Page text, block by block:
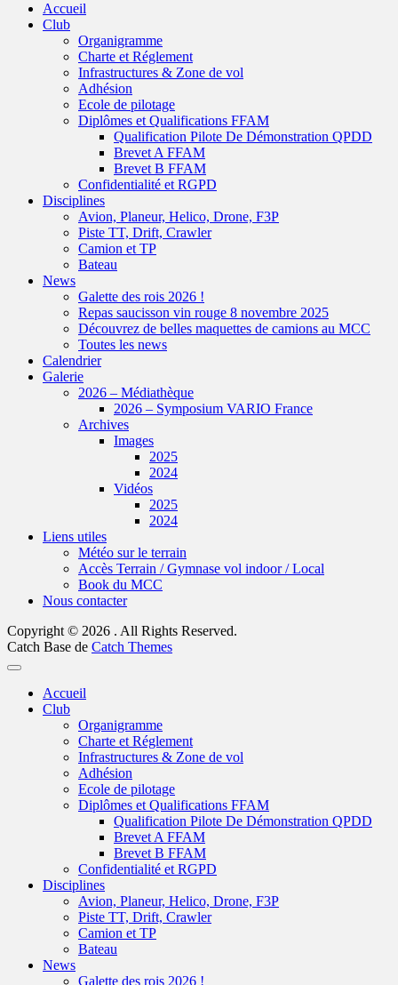
Accueil
Club
Organigramme
Charte et Réglement
Infrastructures & Zone de vol
Adhésion
Ecole de pilotage
Diplômes et Qualifications FFAM
Qualification Pilote De Démonstration QPDD
Brevet A FFAM
Brevet B FFAM
Confidentialité et RGPD
Disciplines
Avion, Planeur, Helico, Drone, F3P
Piste TT, Drift, Crawler
Camion et TP
Bateau
News
Galette des rois 2026 !
Repas saucisson vin rouge 8 novembre 2025
Découvrez de belles maquettes de camions au MCC
Toutes les news
Calendrier
Galerie
2026 – Médiathèque
2026 – Symposium VARIO France
Archives
Images
2025
2024
Vidéos
2025
2024
Liens utiles
Météo sur le terrain
Accès Terrain / Gymnase vol indoor / Local
Book du MCC
Nous contacter
Copyright © 2026 . All Rights Reserved.
Catch Base de Catch Themes
Faire
Accueil
Club
Organigramme
Charte et Réglement
Infrastructures & Zone de vol
Adhésion
Ecole de pilotage
Diplômes et Qualifications FFAM
Qualification Pilote De Démonstration QPDD
Brevet A FFAM
Brevet B FFAM
Confidentialité et RGPD
Disciplines
Avion, Planeur, Helico, Drone, F3P
Piste TT, Drift, Crawler
Camion et TP
Bateau
News
Galette des rois 2026 !